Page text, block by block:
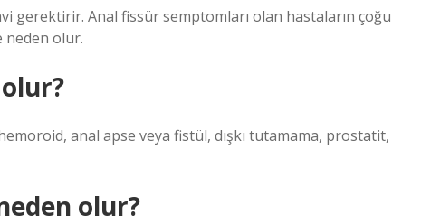
gerektirir. Anal fissür semptomları olan hastaların çoğu
neden olur.
anal apse veya fistül, dışkı tutamama, prostatit,
olur?